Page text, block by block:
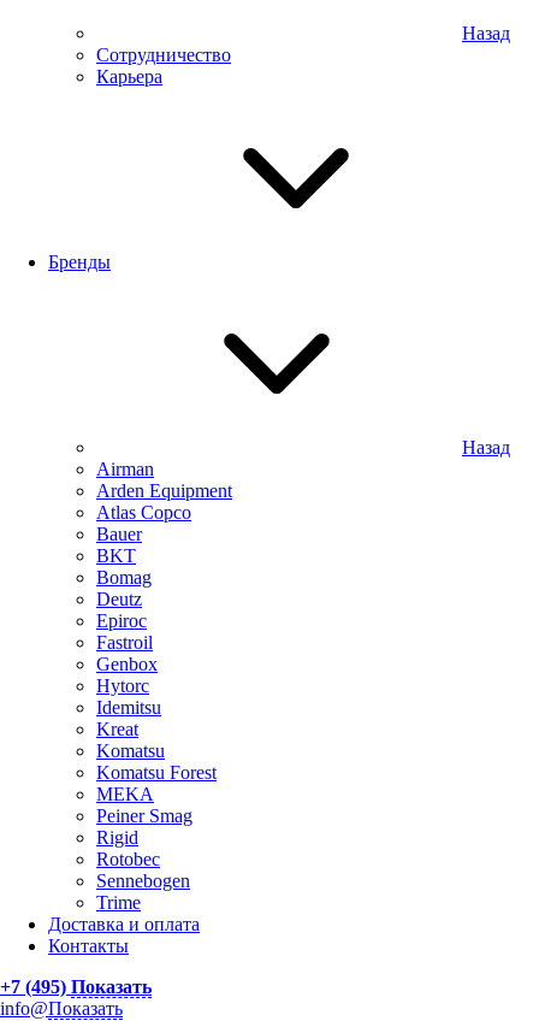
Назад
Сотрудничество
Карьера
Бренды
Назад
Airman
Arden Equipment
Atlas Сopco
Bauer
BKT
Bomag
Deutz
Epiroc
Fastroil
Genbox
Hytorc
Idemitsu
Kreat
Komatsu
Komatsu Forest
MEKA
Peiner Smag
Rigid
Rotobec
Sennebogen
Trime
Доставка и оплата
Контакты
+7 (495) Показать
info@Показать